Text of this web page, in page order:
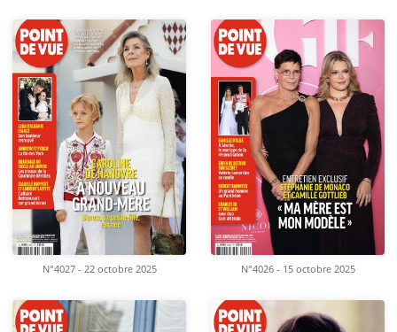
N°4027 - 22 octobre 2025 N°4026 - 15 octobre 2025